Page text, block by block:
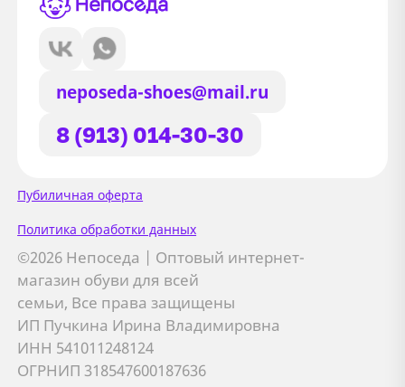
neposeda-shoes@mail.ru
8 (913) 014-30-30
Пубиличная оферта
Политика обработки данных
©2026 Непоседа | Оптовый интернет-
магазин обуви для всей
семьи, Все права защищены
ИП Пучкина Ирина Владимировна
ИНН 541011248124
ОГРНИП 318547600187636
Сайт использует файлы Cookie
Мы используем файлы cookie и
сторонние сервисы (Yandex.Metrica и
AppMetrica) для анализа трафика,
персонализации контента и улучшения
сайта.
Подробнее см. вПолитике обработки персональных
данных